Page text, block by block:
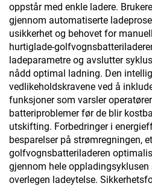
oppstår med enkle ladere.
gjennom automatiserte
usikkerhet og behovet for
hurtiglade-
ladeparametre og avslutter
nådd optimal ladning. Den
vedlikeholdskravene ved å
funksjoner som varsler
batteriproblemer før de blir
utskifting. Forbedringer i
besparelser på strømregningen,
golfvognsbatteriladeren
gjennom hele
overlegen ladeytelse.